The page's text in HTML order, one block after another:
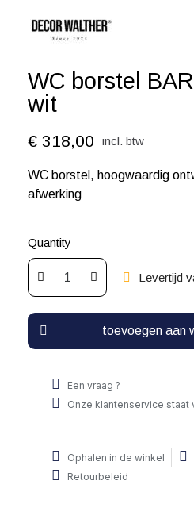
WC borstel
wit
€ 318,00 incl. btw
WC borstel , hoogwaardig
afwerking
Quantity
Levertijd
toevoegen aan
Een vraag ?
Onze klantenservice staat
Ophalen in de winkel
Retourbeleid